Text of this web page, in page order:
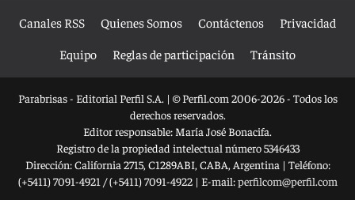
Canales RSS Quienes Somos Contáctenos
Privacidad
Equipo
Reglas de participación Tránsito
Parabrisas - Editorial Perfil S.A. | © Perfil.com 2006-2026 - Todos los
derechos reservados.
Editor responsable: María José Bonacifa.
Registro de la propiedad intelectual número 5346433
Dirección:California 2715, C1289ABI, CABA, Argentina | Teléfono:
(+5411) 7091-4921 /(+5411) 7091-4922| E-mail:perfilcom@perfil.com